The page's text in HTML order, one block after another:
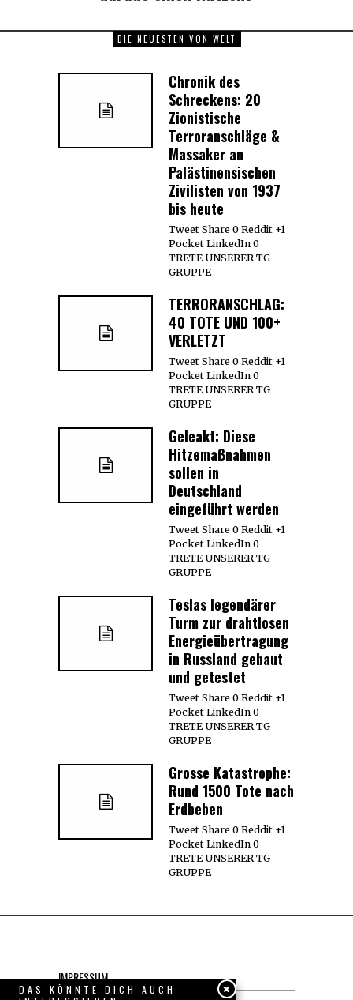
DIE NEUESTEN VON WELT
Chronik des
Schreckens: 20
Zionistische
Terroranschläge &
Massaker an
Palästinensischen
Zivilisten von 1937
bis heute
Tweet Share 0 Reddit +1
Pocket LinkedIn 0
TRETE UNSERER TG
GRUPPE
TERRORANSCHLAG:
40 TOTE UND 100+
VERLETZT
Tweet Share 0 Reddit +1
Pocket LinkedIn 0
TRETE UNSERER TG
GRUPPE
Geleakt: Diese
Hitzemaßnahmen
sollen in
Deutschland
eingeführt werden
Tweet Share 0 Reddit +1
Pocket LinkedIn 0
TRETE UNSERER TG
GRUPPE
Teslas legendärer
Turm zur drahtlosen
Energieübertragung
in Russland gebaut
und getestet
Tweet Share 0 Reddit +1
Pocket LinkedIn 0
TRETE UNSERER TG
GRUPPE
Grosse Katastrophe:
Rund 1500 Tote nach
Erdbeben
Tweet Share 0 Reddit +1
Pocket LinkedIn 0
TRETE UNSERER TG
GRUPPE
IMPRESSUM
DAS KÖNNTE DICH AUCH